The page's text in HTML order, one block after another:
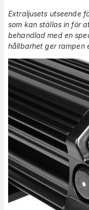
Extraljusets utseende
som kan ställas in för
behandlad med en
hållbarhet ger rampen